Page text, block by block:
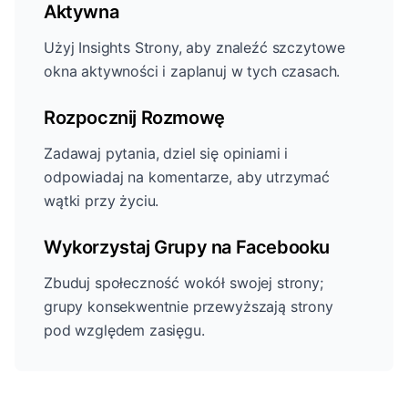
Aktywna
Użyj Insights Strony, aby znaleźć szczytowe
okna aktywności i zaplanuj w tych czasach.
Rozpocznij Rozmowę
Zadawaj pytania, dziel się opiniami i
odpowiadaj na komentarze, aby utrzymać
wątki przy życiu.
Wykorzystaj Grupy na Facebooku
Zbuduj społeczność wokół swojej strony;
grupy konsekwentnie przewyższają strony
pod względem zasięgu.